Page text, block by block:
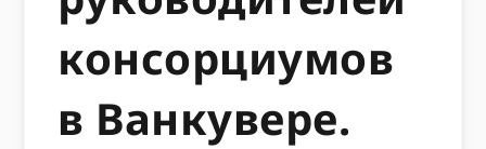
консорциумов
в Ванкувере.